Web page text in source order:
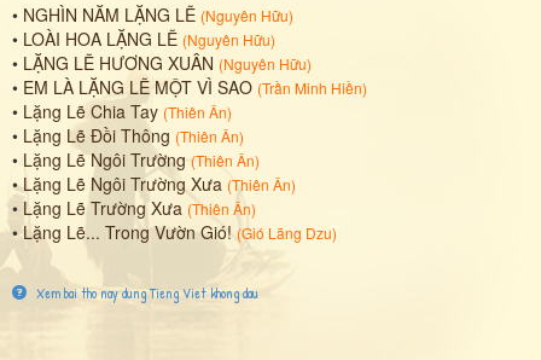
• NGHÌN NĂM LẶNG LẼ (Nguyên Hữu)
• LOÀI HOA LẶNG LẼ (Nguyên Hữu)
• LẶNG LẼ HƯƠNG XUÂN (Nguyên Hữu)
• EM LÀ LẶNG LẼ MỘT VÌ SAO (Trần Minh Hiền)
• Lặng Lẽ Chia Tay (Thiên Ân)
• Lặng Lẽ Đồi Thông (Thiên Ân)
• Lặng Lẽ Ngôi Trường (Thiên Ân)
•Lặng Lẽ Ngôi Trường Xưa (Thiên Ân)
• Lặng Lẽ Trường Xưa (Thiên Ân)
•Lặng Lẽ... Trong Vườn Gió! (Gió Lãng Dzu)
Xem bai tho nay dung Tieng Viet khong dau